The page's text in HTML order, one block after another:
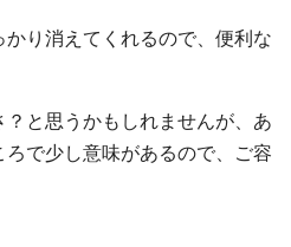
り消えてくれるので、便利な
と思うかもしれませんが、あ
で少し意味があるので、ご容